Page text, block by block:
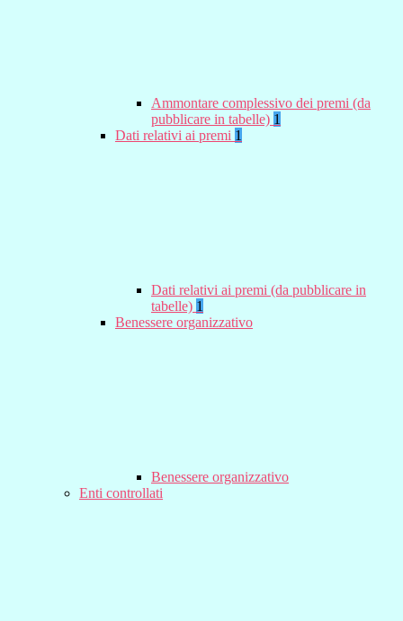
Ammontare complessivo dei premi (da
pubblicare in tabelle) 1
Dati relativi ai premi 1
Dati relativi ai premi (da pubblicare in
tabelle) 1
Benessere organizzativo
Benessere organizzativo
Enti controllati